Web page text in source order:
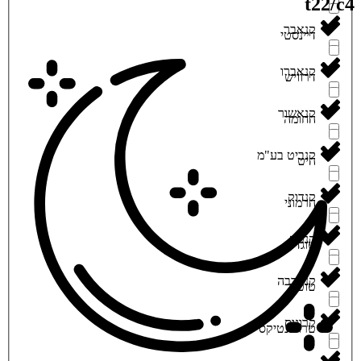
‮קנאבר‬
‮קנאברו‬
‮קנאשור‬
‮קנביט בע"מ‬
‮קנדוק‬
‮קנטק‬
‮קנערבה‬
‮קרונוס‬
‮דיינסטי‬
‮דרוויש‬
‮החומה‬
‮היט‬
‮הרמוני‬
‮טוגדר‬
‮טוטם‬
‮טרו ג'נטיקס‬